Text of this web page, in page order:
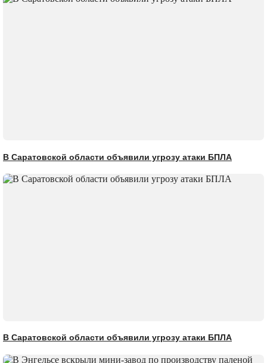
В Саратовской области объявили угрозу атаки БПЛА
В Саратовской области объявили угрозу атаки БПЛА